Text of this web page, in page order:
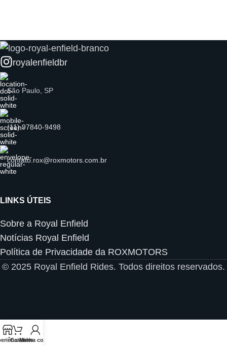
Decor
Et vestibulum quis a suspendisse
royalenfieldbr
São Paulo, SP
(11) 97840-9498
contato.rox@roxmotors.com.br
LINKS ÚTEIS
Sobre a Royal Enfield
Notícias Royal Enfield
Política de Privacidade da ROXMOTORS
© 2025 Royal Enfield Rides. Todos direitos reservados.
Carrinho
Minha conta